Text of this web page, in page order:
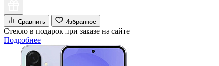
Сравнить Избранное
Стекло в подарок при заказе на сайте
Подробнее